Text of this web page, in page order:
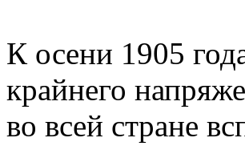
К осени 1905
крайнего
во всей стране